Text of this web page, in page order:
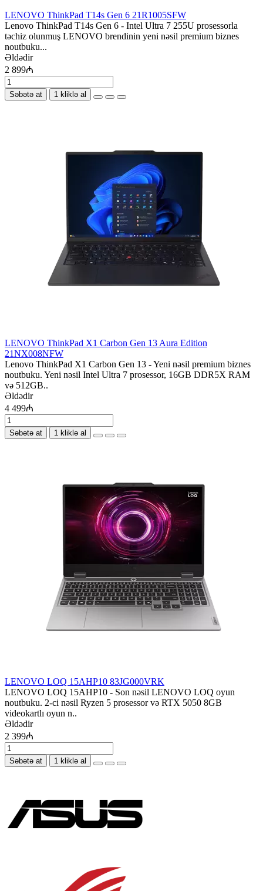
LENOVO ThinkPad T14s Gen 6 21R1005SFW
Lenovo ThinkPad T14s Gen 6 - Intel Ultra 7 255U prosessorla
təchiz olunmuş LENOVO brendinin yeni nəsil premium biznes
noutbuku...
Əldədir
2 899₼
Səbətə at 1 kliklə al
LENOVO ThinkPad X1 Carbon Gen 13 Aura Edition
21NX008NFW
Lenovo ThinkPad X1 Carbon Gen 13 - Yeni nəsil premium biznes
noutbuku. Yeni nəsil Intel Ultra 7 prosessor, 16GB DDR5X RAM
və 512GB..
Əldədir
4 499₼
Səbətə at 1 kliklə al
LENOVO LOQ 15AHP10 83JG000VRK
LENOVO LOQ 15AHP10 - Son nəsil LENOVO LOQ oyun
noutbuku. 2-ci nəsil Ryzen 5 prosessor və RTX 5050 8GB
videokartlı oyun n..
Əldədir
2 399₼
Səbətə at 1 kliklə al